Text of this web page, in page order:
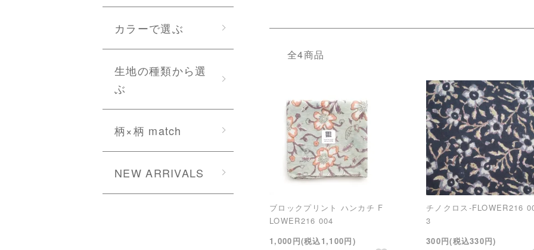
全4商品
ブロックプリント ハンカチ F
LOWER216 004
1,000円(税込1,100円)
チノクロス-FLOWER216
3
300円(税込330円)
カラーで選ぶ
生地の種類から選
ぶ
柄×柄 match
NEW ARRIVALS